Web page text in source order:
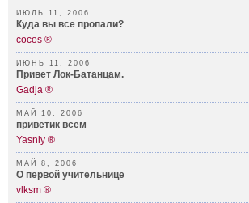
ИЮЛЬ 11, 2006
Куда вы все пропали?
cocos ®
ИЮНЬ 11, 2006
Привет Лок-Батанцам.
Gadja ®
МАЙ 10, 2006
приветик всем
Yasniy ®
МАЙ 8, 2006
О первой учительнице
vlksm ®